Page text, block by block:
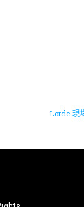
Lorde 現